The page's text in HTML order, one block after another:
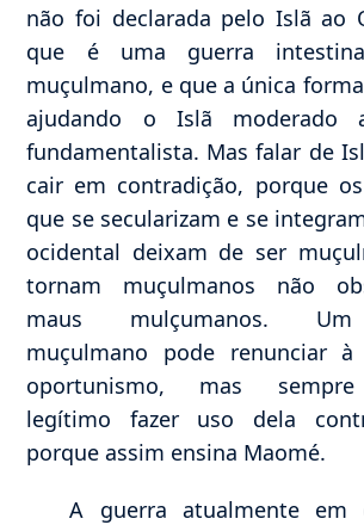
não foi declarada pelo Islã ao
que é uma guerra
muçulmano, e que a única
ajudando o Islã moderado
fundamentalista. Mas falar de
cair em contradição, porque
que se secularizam e se
ocidental deixam de ser
tornam muçulmanos não
maus mulçumanos. Um
muçulmano pode renunciar
oportunismo, mas sempre
legítimo fazer uso dela
porque assim ensina Maomé.
A guerra atualmente em